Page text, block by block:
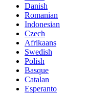
Danish
Romanian
Indonesian
Czech
Afrikaans
Swedish
Polish
Basque
Catalan
Esperanto